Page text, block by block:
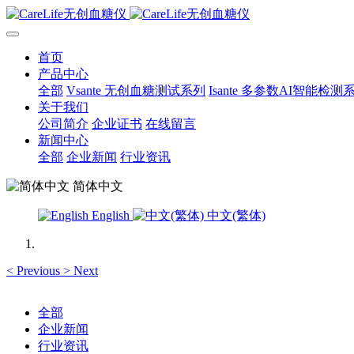
首页
产品中心
全部 Vsante 无创血糖测试系列 Isante 多参数AI智能检测
关于我们
公司简介 企业证书 在线留言
新闻中心
全部 企业新闻 行业资讯
简体中文
English 中文(繁体)
< Previous > Next
全部
企业新闻
行业资讯